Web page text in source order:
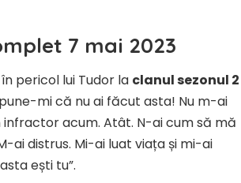
7 mai 2023
pericol lui Tudor la clanul sezonul 2
mi că nu ai făcut asta! Nu m-ai
acum. Atât. N-ai cum să mă
ai distrus. Mi-ai luat viața și mi-ai
ești tu”.